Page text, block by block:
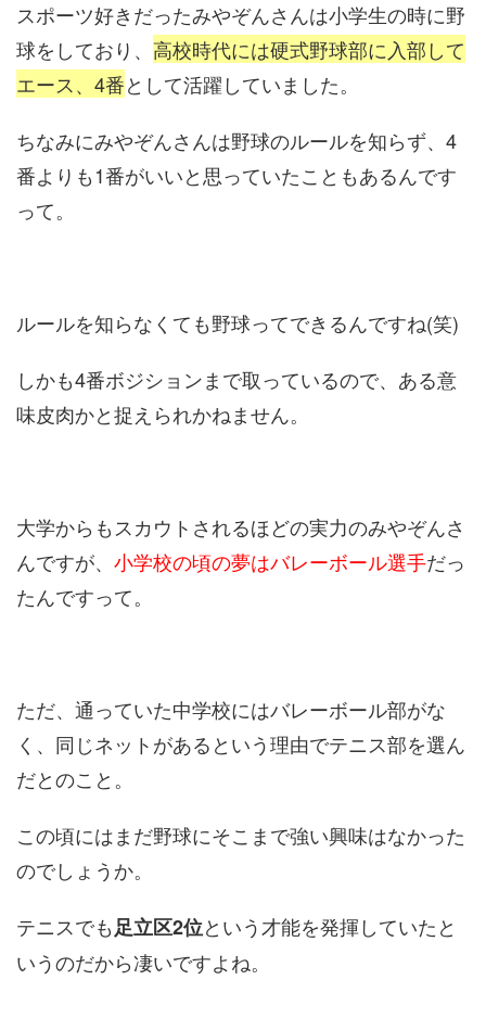
スポーツ好きだったみやぞんさんは小学生の時に野
球をしており、 高校時代には硬式野球部に入部して
エース、4番として活躍していました。
ちなみにみやぞんさんは野球のルールを知らず、4
番よりも1番がいいと思っていたこともあるんです
って。
ルールを知らなくても野球ってできるんですね(笑)
しかも4番ボジションまで取っているので、ある意
味皮肉かと捉えられかねません。
大学からもスカウトされるほどの実力のみやぞんさ
んですが、 小学校の頃の夢はバレーボール選手だっ
たんですって。
ただ、通っていた中学校にはバレーボール部がな
く、同じネットがあるという理由でテニス部を選ん
だとのこと。
この頃にはまだ野球にそこまで強い興味はなかった
のでしょうか。
テニスでも足立区2位という才能を発揮していたと
いうのだから凄いですよね。